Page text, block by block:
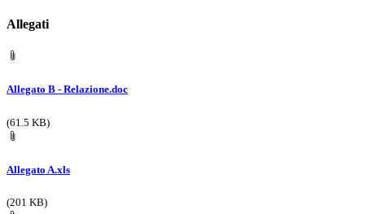
Allegati
Allegato B - Relazione.doc
(61.5 KB)
Allegato A.xls
(201 KB)